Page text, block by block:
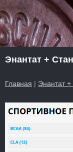
Энантат +
Главная | Энантат